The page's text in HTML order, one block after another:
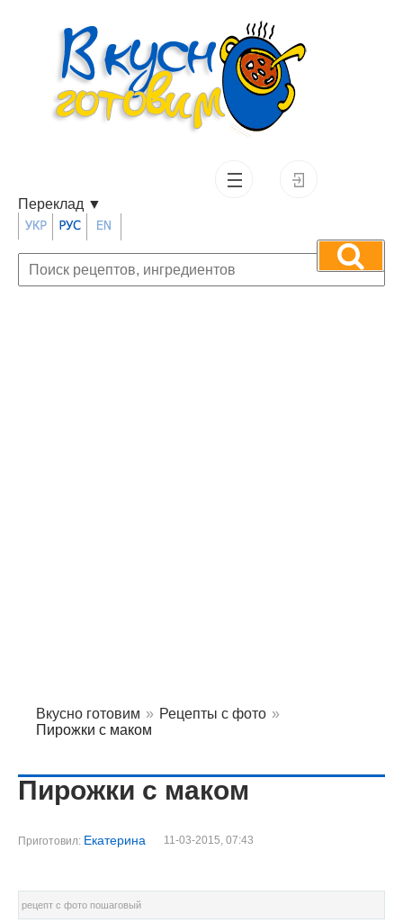
Переклад ▼
Вкусно готовим » Рецепты с фото »
Пирожки с маком
Пирожки с маком
Приготовил: Екатерина 11-03-2015, 07:43
рецепт с фото пошаговый